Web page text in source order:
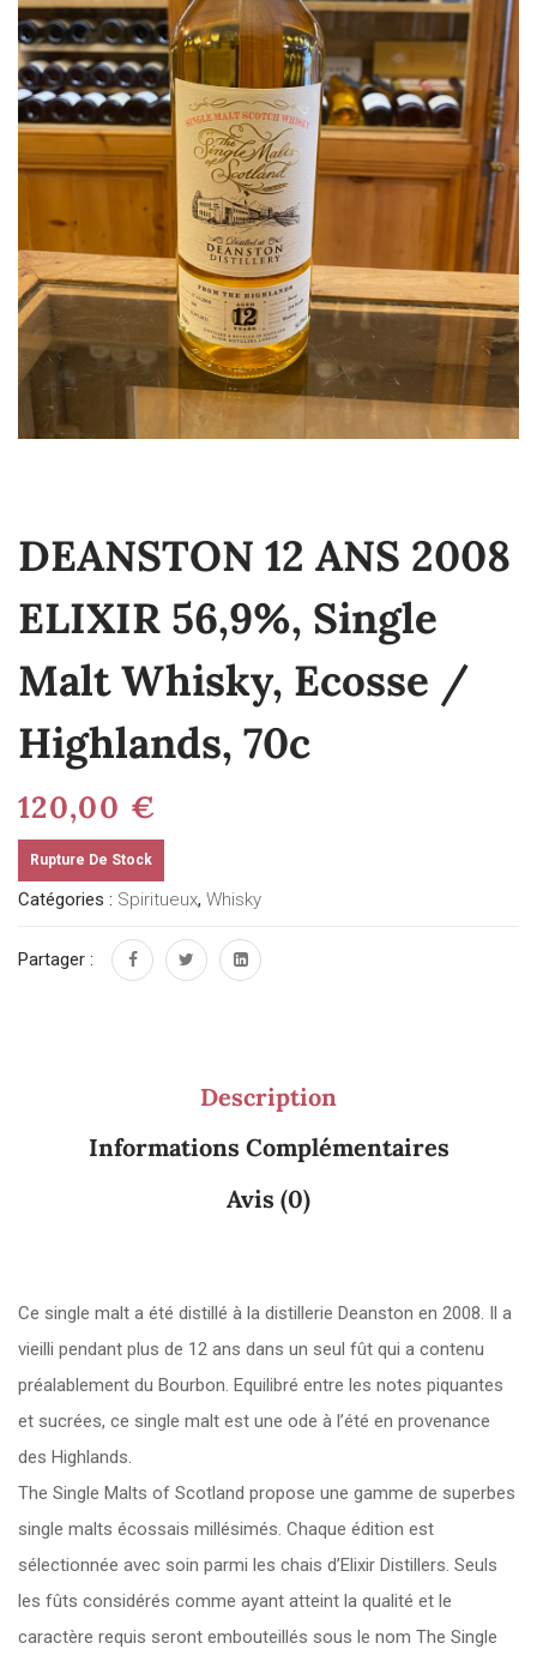
DEANSTON 12 ANS 2008
ELIXIR 56,9%, Single
Malt Whisky, Ecosse /
Highlands, 70c
120,00 €
Rupture De Stock
Catégories : Spiritueux, Whisky
Partager :
Description
Informations Complémentaires
Avis (0)
Ce single malt a été distillé à la distillerie Deanston en 2008. Il a
vieilli pendant plus de 12 ans dans un seul fût qui a contenu
préalablement du Bourbon. Equilibré entre les notes piquantes
et sucrées, ce single malt est une ode à l’été en provenance
des Highlands.
The Single Malts of Scotland propose une gamme de superbes
single malts écossais millésimés. Chaque édition est
sélectionnée avec soin parmi les chais d’Elixir Distillers. Seuls
les fûts considérés comme ayant atteint la qualité et le
caractère requis seront embouteillés sous le nom The Single